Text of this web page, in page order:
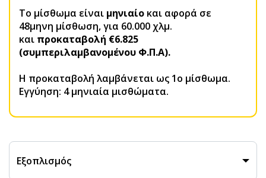
Το μίσθωμα είναι μηνιαίο και αφορά σε
48μηνη μίσθωση, για 60.000 χλμ.
και προκαταβολή €6.825
(συμπεριλαμβανομένου Φ.Π.Α).
H προκαταβολή λαμβάνεται ως 1ο μίσθωμα.
Εγγύηση: 4 μηνιαία μισθώματα.
Εξοπλισμός